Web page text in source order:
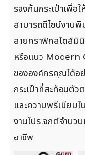
รองก้นกระเป๋าเพื่อ
สามารถดีไซน์งาน
ลายกราฟิกสไตล์มิ
หรือแนว Modern
ขององค์กรคุณได้อ
กระเป๋าที่สะท้อนตั
และความพรีเมียม
งานโปรเจกต์จำนว
อาชีพ